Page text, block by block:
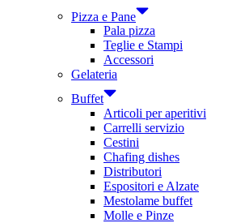
Pizza e Pane
Pala pizza
Teglie e Stampi
Accessori
Gelateria
Buffet
Articoli per aperitivi
Carrelli servizio
Cestini
Chafing dishes
Distributori
Espositori e Alzate
Mestolame buffet
Molle e Pinze